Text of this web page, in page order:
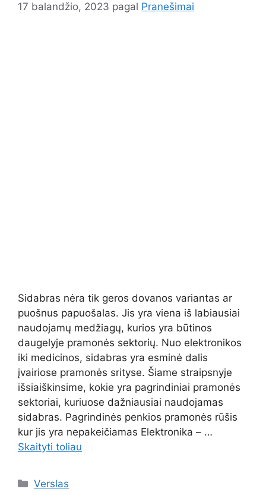
17 balandžio, 2023 pagal Pranešimai
Sidabras nėra tik geros dovanos variantas ar
puošnus papuošalas. Jis yra viena iš labiausiai
naudojamų medžiagų, kurios yra būtinos
daugelyje pramonės sektorių. Nuo elektronikos
iki medicinos, sidabras yra esminė dalis
įvairiose pramonės srityse. Šiame straipsnyje
išsiaiškinsime, kokie yra pagrindiniai pramonės
sektoriai, kuriuose dažniausiai naudojamas
sidabras. Pagrindinės penkios pramonės rūšis
kur jis yra nepakeičiamas Elektronika – …
Skaityti toliau
Kategorijos
Verslas